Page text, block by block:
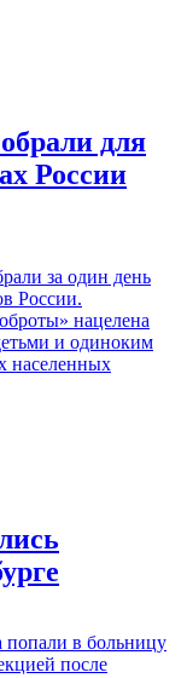
для
России
за один день
России.
нацелена
и одиноким
населенных
попали в больницу
после